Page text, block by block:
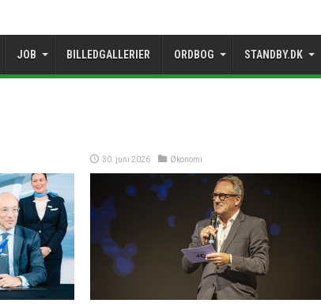
JOB BILLEDGALLERIER ORDBOG STANDBY.DK
30. juni 2026 Økonomi